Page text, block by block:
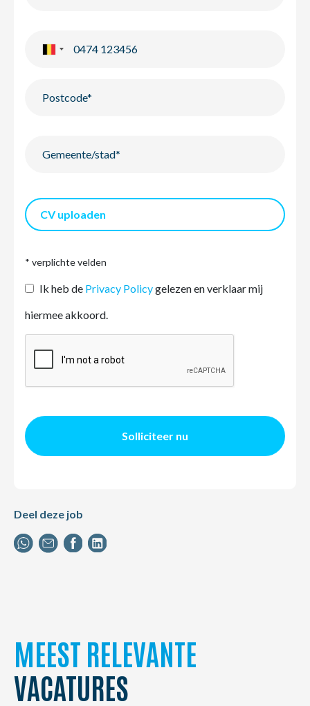
CV uploaden
* verplichte velden
Ik heb de Privacy Policygelezen en verklaar mij
hiermee akkoord.
Solliciteer nu
Deel deze job
MEEST RELEVANTE
VACATURES